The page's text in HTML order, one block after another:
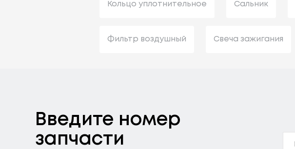
Кольцо уплотнительное Сальник
Фильтр воздушный Свеча зажигания
Введите номер
запчасти